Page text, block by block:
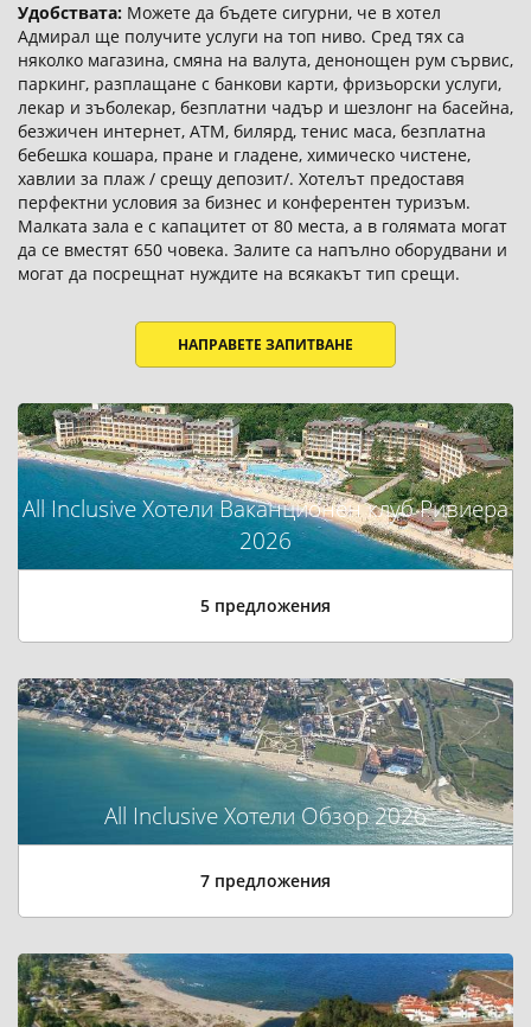
Удобствата: Можете да бъдете сигурни, че в хотел
Адмирал ще получите услуги на топ ниво. Сред тях са
няколко магазина, смяна на валута, денонощен рум сървис,
паркинг, разплащане с банкови карти, фризьорски услуги,
лекар и зъболекар, безплатни чадър и шезлонг на басейна,
безжичен интернет, ATM, билярд, тенис маса, безплатна
бебешка кошара, пране и гладене, химическо чистене,
хавлии за плаж / срещу депозит/. Хотелът предоставя
перфектни условия за бизнес и конферентен туризъм.
Малката зала е с капацитет от 80 места, а в голямата могат
да се вместят 650 човека. Залите са напълно оборудвани и
могат да посрещнат нуждите на всякакът тип срещи.
НАПРАВЕТЕ ЗАПИТВАНЕ
All Inclusive Хотели Ваканционен клуб Ривиера
2026
5 предложения
All Inclusive Хотели Обзор 2026
7 предложения